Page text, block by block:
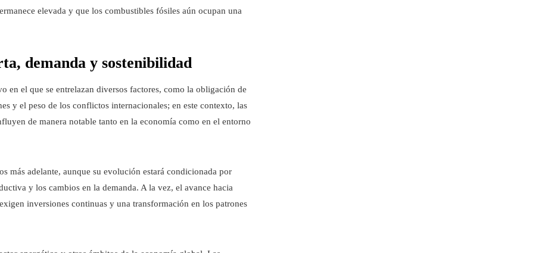
elevada y que los combustibles fósiles aún ocupan una
demanda y sostenibilidad
en el que se entrelazan diversos factores, como la obligación de
y el peso de los conflictos internacionales; en este contexto, las
de manera notable tanto en la economía como en el entorno
más adelante, aunque su evolución estará condicionada por
y los cambios en la demanda. A la vez, el avance hacia
inversiones continuas y una transformación en los patrones